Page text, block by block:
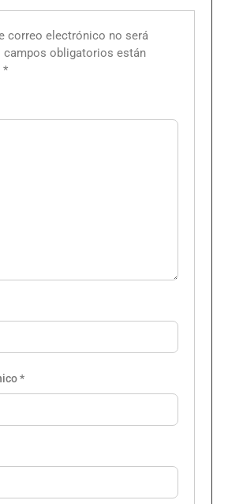
correo electrónico no será
campos obligatorios están
*
*